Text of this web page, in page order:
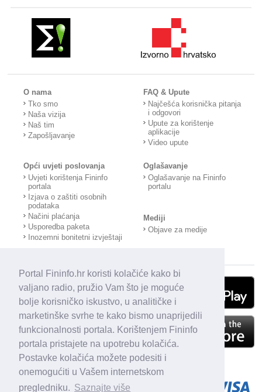
Portal Fininfo.hr koristi kolačiće kako bi
valjano radio, pružio Vam što je moguće
bolje korisničko iskustvo, u analitičke i
marketinške svrhe te kako bismo unaprijedili
funkcionalnosti portala. Korištenjem Fininfo
portala pristajete na upotrebu kolačića.
Postavke kolačića možete podesiti i
onemogućiti u Vašem internetskom
pregledniku. Saznajte više
O nama
Tko smo
Naša vizija
Naš tim
Zapošljavanje
FAQ & Upute
Najčešća korisnička pitanja
i odgovori
Upute za korištenje
aplikacije
Video upute
Opći uvjeti poslovanja
Uvjeti korištenja Fininfo
portala
Izjava o zaštiti osobnih
podataka
Načini plaćanja
Usporedba paketa
Inozemni bonitetni izvještaji
Oglašavanje
Oglašavanje na Fininfo
portalu
Mediji
Objave za medije